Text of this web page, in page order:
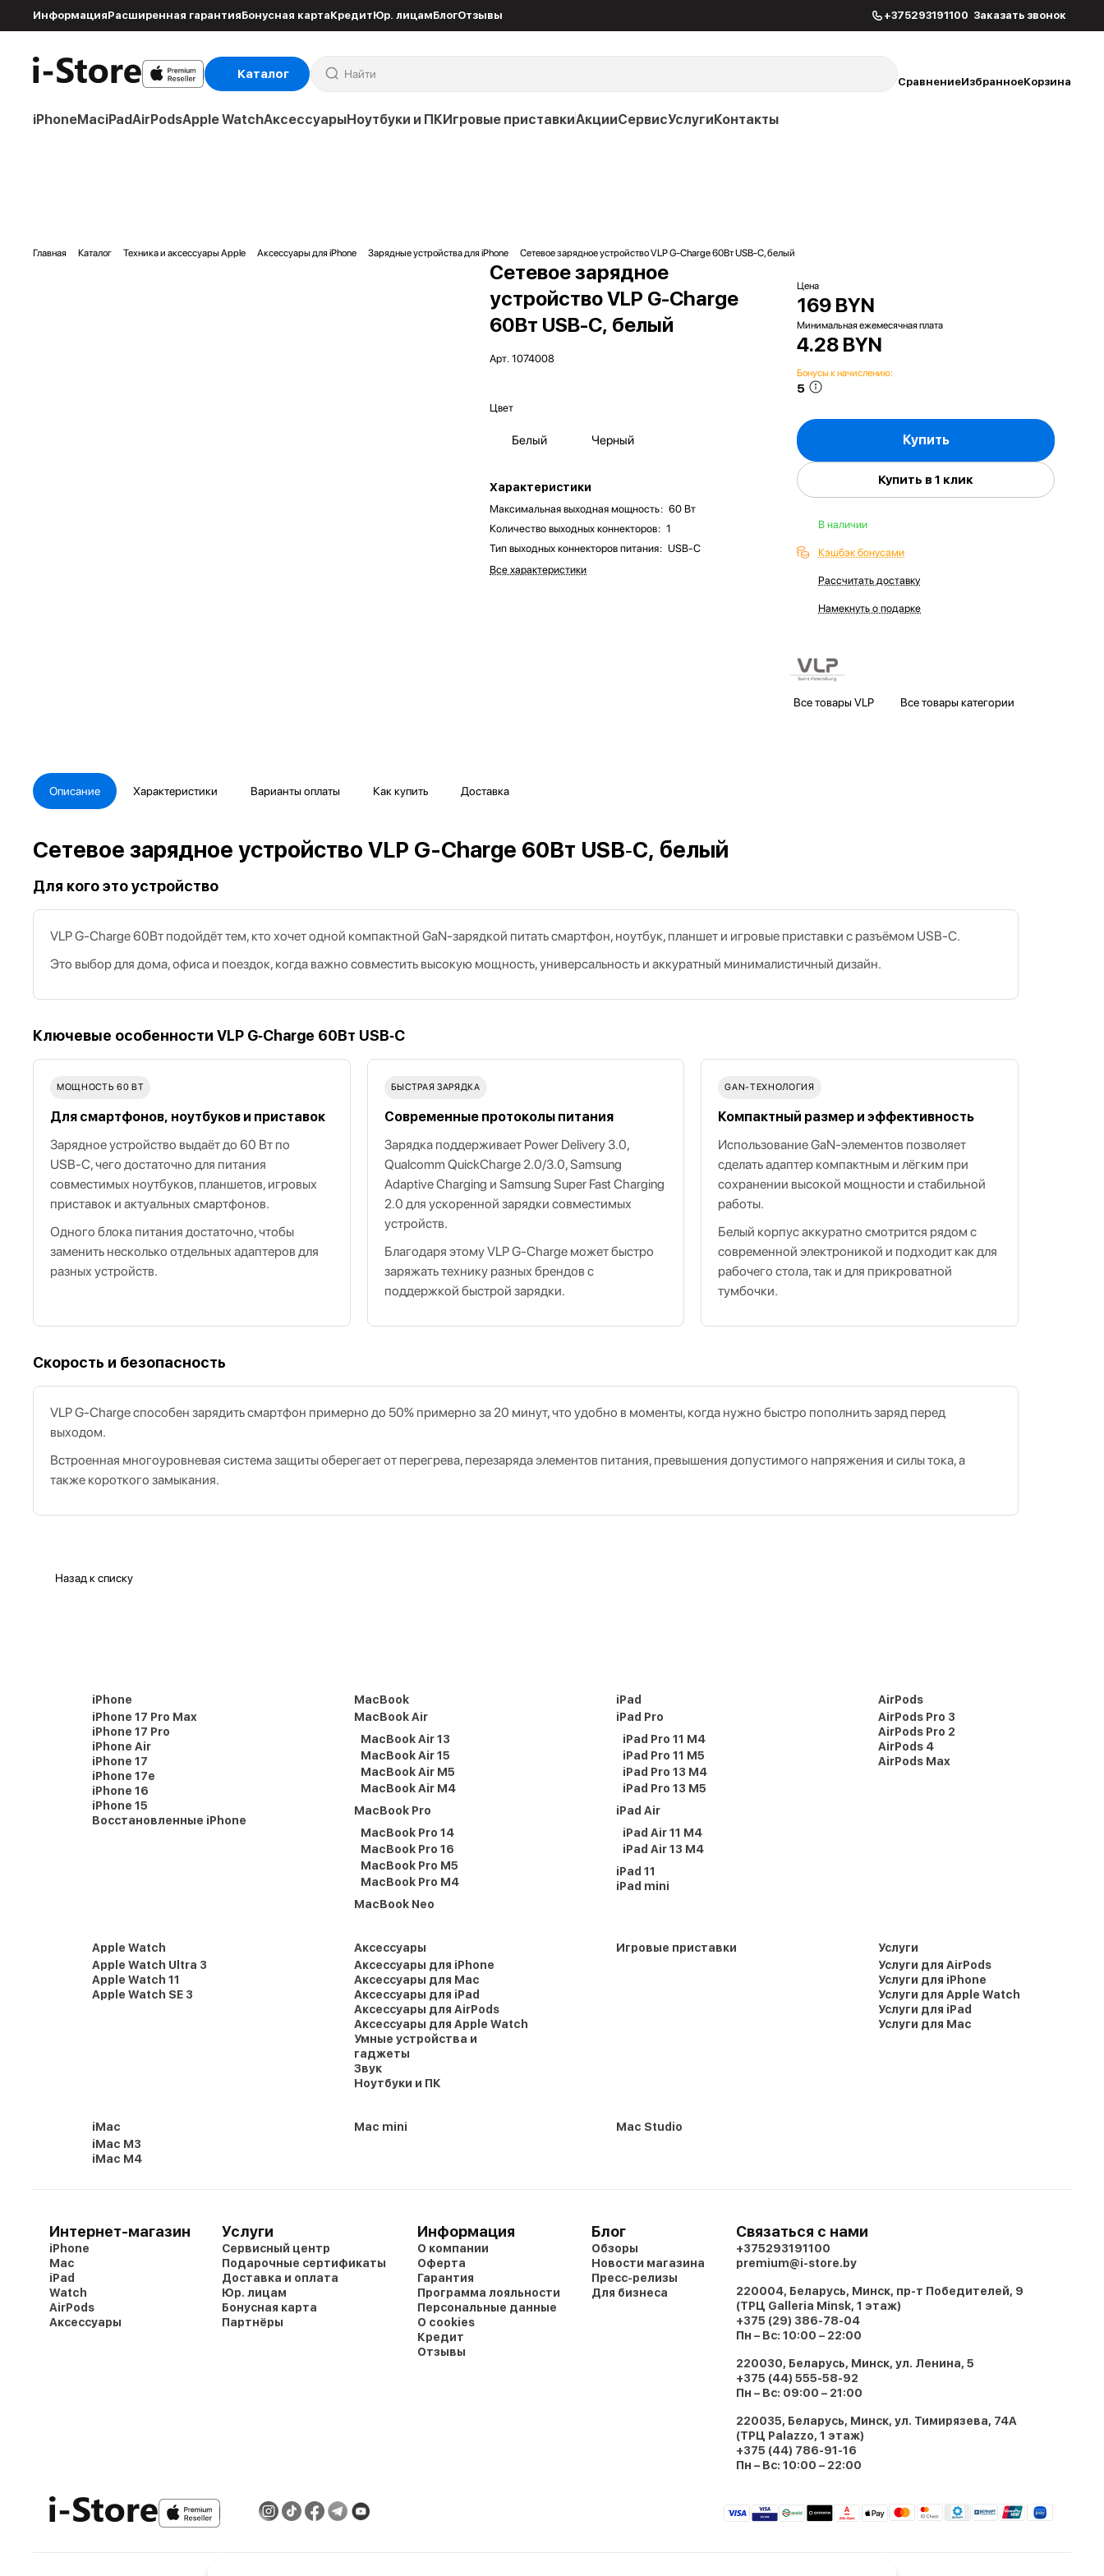
ИнформацияРасширенная гарантияБонусная картаКредитЮр. лицамБлогОтзывы +375293191100 Заказать звонок
Каталог
СравнениеИзбранноеКорзина
iPhoneMaciPadAirPodsApple WatchАксессуарыНоутбуки и ПКИгровые приставкиАкцииСервисУслугиКонтакты
Главная Каталог Техника и аксессуары Apple Аксессуары для iPhone Зарядные устройства для iPhone Сетевое зарядное устройство VLP G-Charge 60Вт USB-C, белый
Сетевое зарядное
устройство VLP G-Charge
60Вт USB-C, белый
Арт.1074008
Цвет
Белый Черный
Характеристики
Максимальная выходная мощность: 60 Вт
Количество выходных коннекторов: 1
Тип выходных коннекторов питания: USB-C
Все характеристики
Цена
169 BYN
Минимальная ежемесячная плата
4.28 BYN
Бонусы к начислению:
5
Купить
Купить в 1 клик
В наличии
Кэшбэк бонусами
Рассчитать доставку
Намекнуть о подарке
Все товары VLP Все товары категории
Описание Характеристики Варианты оплаты Как купить Доставка
Сетевое зарядное устройство VLP G-Charge 60Вт USB‑C, белый
Для кого это устройство
VLP G‑Charge 60Вт подойдёт тем, кто хочет одной компактной GaN‑зарядкой питать смартфон, ноутбук, планшет и игровые приставки с разъёмом USB‑C.
Это выбор для дома, офиса и поездок, когда важно совместить высокую мощность, универсальность и аккуратный минималистичный дизайн.
Ключевые особенности VLP G‑Charge 60Вт USB‑C
МОЩНОСТЬ 60 ВТ
Для смартфонов, ноутбуков и приставок
Зарядное устройство выдаёт до 60 Вт по
USB‑C, чего достаточно для питания
совместимых ноутбуков, планшетов, игровых
приставок и актуальных смартфонов.
Одного блока питания достаточно, чтобы
заменить несколько отдельных адаптеров для
разных устройств.
БЫСТРАЯ ЗАРЯДКА
Современные протоколы питания
Зарядка поддерживает Power Delivery 3.0,
Qualcomm QuickCharge 2.0/3.0, Samsung
Adaptive Charging и Samsung Super Fast Charging
2.0 для ускоренной зарядки совместимых
устройств.
Благодаря этому VLP G‑Charge может быстро
заряжать технику разных брендов с
поддержкой быстрой зарядки.
GAN‑ТЕХНОЛОГИЯ
Компактный размер и эффективность
Использование GaN‑элементов позволяет
сделать адаптер компактным и лёгким при
сохранении высокой мощности и стабильной
работы.
Белый корпус аккуратно смотрится рядом с
современной электроникой и подходит как для
рабочего стола, так и для прикроватной
тумбочки.
Скорость и безопасность
VLP G‑Charge способен зарядить смартфон примерно до 50% примерно за 20 минут, что удобно в моменты, когда нужно быстро пополнить заряд перед
выходом.
Встроенная многоуровневая система защиты оберегает от перегрева, перезаряда элементов питания, превышения допустимого напряжения и силы тока, а
также короткого замыкания.
Назад к списку
iPhone
iPhone 17 Pro Max
iPhone 17 Pro
iPhone Air
iPhone 17
iPhone 17e
iPhone 16
iPhone 15
Восстановленные iPhone
MacBook
MacBook Air
MacBook Air 13
MacBook Air 15
MacBook Air M5
MacBook Air M4
MacBook Pro
MacBook Pro 14
MacBook Pro 16
MacBook Pro M5
MacBook Pro M4
MacBook Neo
iPad
iPad Pro
iPad Pro 11 M4
iPad Pro 11 M5
iPad Pro 13 M4
iPad Pro 13 M5
iPad Air
iPad Air 11 M4
iPad Air 13 M4
iPad 11
iPad mini
AirPods
AirPods Pro 3
AirPods Pro 2
AirPods 4
AirPods Max
Apple Watch
Apple Watch Ultra 3
Apple Watch 11
Apple Watch SE 3
Аксессуары
Аксессуары для iPhone
Аксессуары для Mac
Аксессуары для iPad
Аксессуары для AirPods
Аксессуары для Apple Watch
Умные устройства и
гаджеты
Звук
Ноутбуки и ПК
Игровые приставки
Услуги
Услуги для AirPods
Услуги для iPhone
Услуги для Apple Watch
Услуги для iPad
Услуги для Mac
iMac
iMac M3
iMac M4
Mac mini Mac Studio
Интернет-магазин
iPhone
Mac
iPad
Watch
AirPods
Аксессуары
Услуги
Сервисный центр
Подарочные сертификаты
Доставка и оплата
Юр. лицам
Бонусная карта
Партнёры
Информация
О компании
Оферта
Гарантия
Программа лояльности
Персональные данные
О cookies
Кредит
Отзывы
Блог
Обзоры
Новости магазина
Пресс-релизы
Для бизнеса
Связаться с нами
+375293191100
premium@i-store.by
220004, Беларусь, Минск, пр-т Победителей, 9
(ТРЦ Galleria Minsk, 1 этаж)
+375 (29) 386-78-04
Пн – Вс: 10:00 – 22:00
220030, Беларусь, Минск, ул. Ленина, 5
+375 (44) 555-58-92
Пн – Вс: 09:00 – 21:00
220035, Беларусь, Минск, ул. Тимирязева, 74A
(ТРЦ Palazzo, 1 этаж)
+375 (44) 786-91-16
Пн – Вс: 10:00 – 22:00